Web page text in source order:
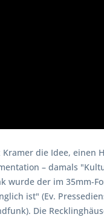
die Idee,
– damals
wurde der im 35mm-
ist" (Ev.
Die